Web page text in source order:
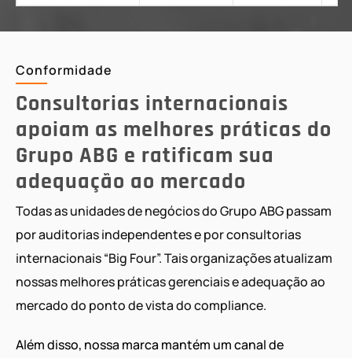
Conformidade
Consultorias internacionais
apoiam as melhores práticas do
Grupo ABG e ratificam sua
adequação ao mercado
Todas as unidades de negócios do Grupo ABG passam
por auditorias independentes e por consultorias
internacionais “Big Four”. Tais organizações atualizam
nossas melhores práticas gerenciais e adequação ao
mercado do ponto de vista do compliance.
Além disso, nossa marca mantém um canal de